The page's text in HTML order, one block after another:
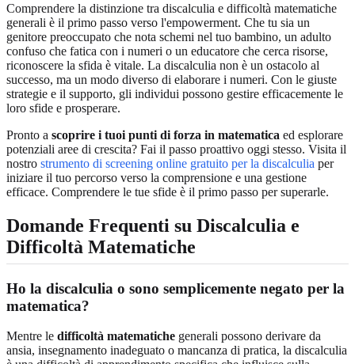
Comprendere la distinzione tra discalculia e difficoltà matematiche
generali è il primo passo verso l'empowerment. Che tu sia un
genitore preoccupato che nota schemi nel tuo bambino, un adulto
confuso che fatica con i numeri o un educatore che cerca risorse,
riconoscere la sfida è vitale. La discalculia non è un ostacolo al
successo, ma un modo diverso di elaborare i numeri. Con le giuste
strategie e il supporto, gli individui possono gestire efficacemente le
loro sfide e prosperare.
Pronto a scoprire i tuoi punti di forza in matematica ed esplorare
potenziali aree di crescita? Fai il passo proattivo oggi stesso. Visita il
nostro strumento di screening online gratuito per la discalculia per
iniziare il tuo percorso verso la comprensione e una gestione
efficace. Comprendere le tue sfide è il primo passo per superarle.
Domande Frequenti su Discalculia e
Difficoltà Matematiche
Ho la discalculia o sono semplicemente negato per la
matematica?
Mentre le difficoltà matematiche generali possono derivare da
ansia, insegnamento inadeguato o mancanza di pratica, la discalculia